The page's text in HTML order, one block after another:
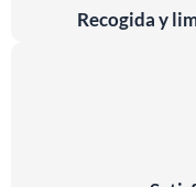
Recogida y